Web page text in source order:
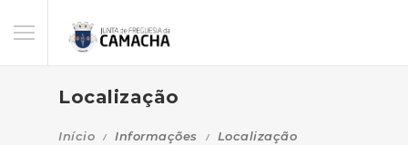
Localização
Início Informações Localização